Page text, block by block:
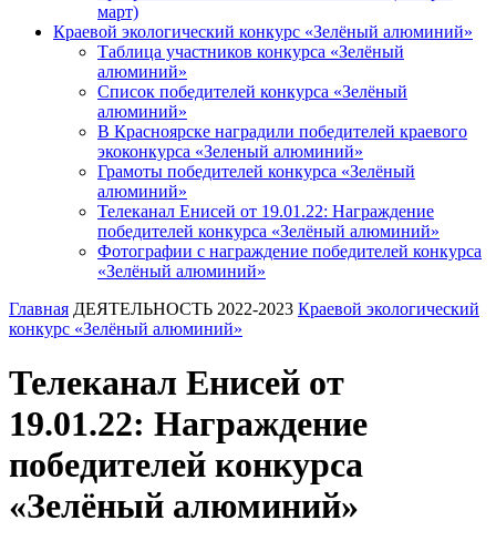
март)
Краевой экологический конкурс «Зелёный алюминий»
Таблица участников конкурса «Зелёный
алюминий»
Список победителей конкурса «Зелёный
алюминий»
В Красноярске наградили победителей краевого
экоконкурса «Зеленый алюминий»
Грамоты победителей конкурса «Зелёный
алюминий»
Телеканал Енисей от 19.01.22: Награждение
победителей конкурса «Зелёный алюминий»
Фотографии с награждение победителей конкурса
«Зелёный алюминий»
Главная ДЕЯТЕЛЬНОСТЬ 2022-2023 Краевой экологический
конкурс «Зелёный алюминий»
Телеканал Енисей от
19.01.22: Награждение
победителей конкурса
«Зелёный алюминий»